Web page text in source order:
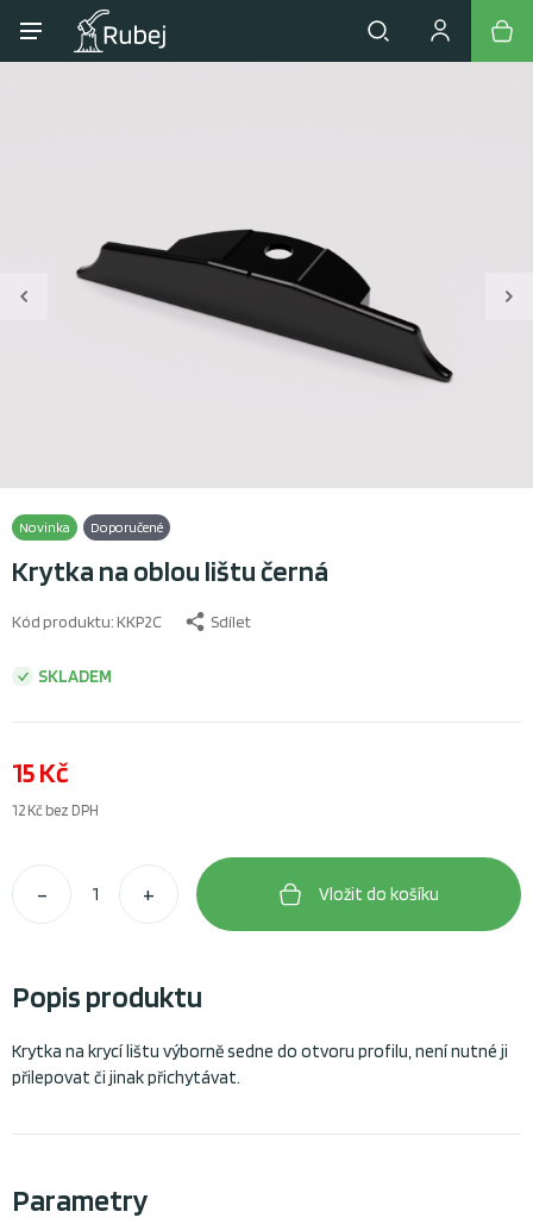
Novinka Doporučené
Krytka na oblou lištu černá
Kód produktu: KKP2C Sdílet
SKLADEM
15 Kč
12 Kč bez DPH
– + Vložit do košíku
Popis produktu
Krytka na krycí lištu výborně sedne do otvoru profilu, není nutné ji
přilepovat či jinak přichytávat.
Parametry